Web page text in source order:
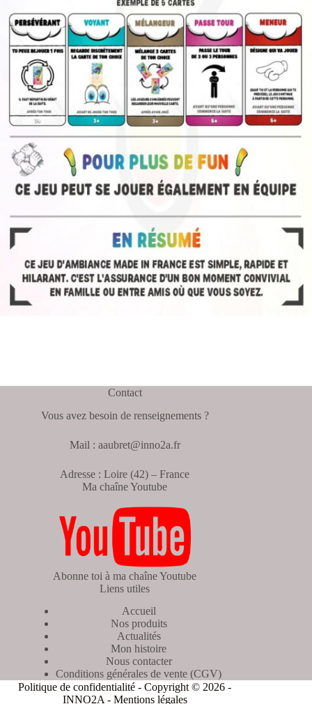
Contact
Vous avez besoin de renseignements ?
Mail : aaubret@inno2a.fr
Adresse : Loire (42) – France
Ma chaîne Youtube
Abonne toi à ma chaîne Youtube
Liens utiles
Accueil
Nos produits
Actualités
Mon histoire
Nous contacter
Conditions générales de vente (CGV)
Politique de confidentialité - Copyright © 2026 -
INNO2A - Mentions légales